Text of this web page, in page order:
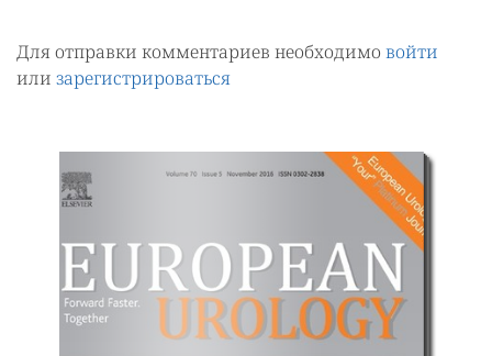
Для отправки комментариев необходимо войти
или зарегистрироваться